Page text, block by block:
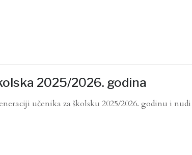
2025/2026. godina
učenika za školsku 2025/2026. godinu i nudi